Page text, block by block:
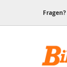
Fragen?